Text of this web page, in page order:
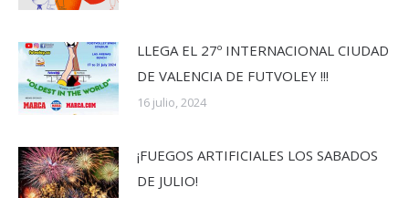
LLEGA EL 27º INTERNACIONAL CIUDAD
DE VALENCIA DE FUTVOLEY !!!
16 julio, 2024
¡FUEGOS ARTIFICIALES LOS SABADOS
DE JULIO!